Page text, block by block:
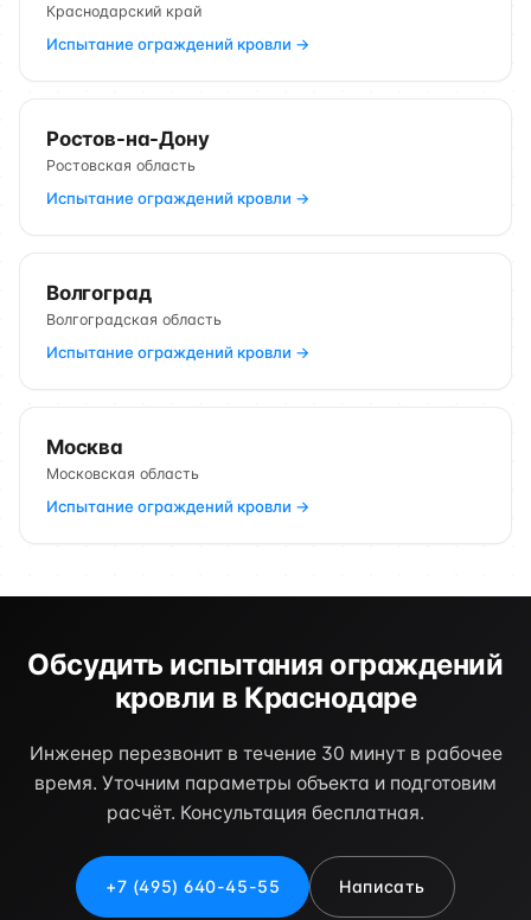
Краснодарский край
Испытание ограждений кровли →
Ростов-на-Дону
Ростовская область
Испытание ограждений кровли →
Волгоград
Волгоградская область
Испытание ограждений кровли →
Москва
Московская область
Испытание ограждений кровли →
Обсудить испытания ограждений
кровли в Краснодаре
Инженер перезвонит в течение 30 минут в рабочее
время. Уточним параметры объекта и подготовим
расчёт. Консультация бесплатная.
+7 (495) 640-45-55 Написать